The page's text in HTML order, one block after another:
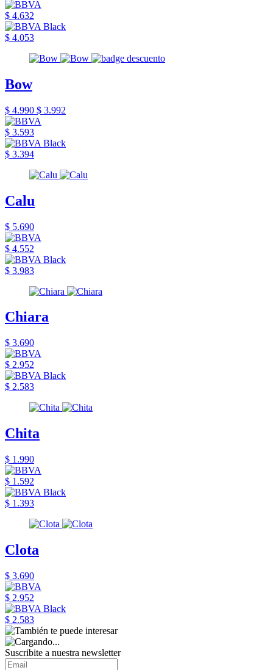
$ 4.632
$ 4.053
Bow
$ 4.990 $ 3.992
$ 3.593
$ 3.394
Calu
$ 5.690
$ 4.552
$ 3.983
Chiara
$ 3.690
$ 2.952
$ 2.583
Chita
$ 1.990
$ 1.592
$ 1.393
Clota
$ 3.690
$ 2.952
$ 2.583
Suscribite a nuestra newsletter